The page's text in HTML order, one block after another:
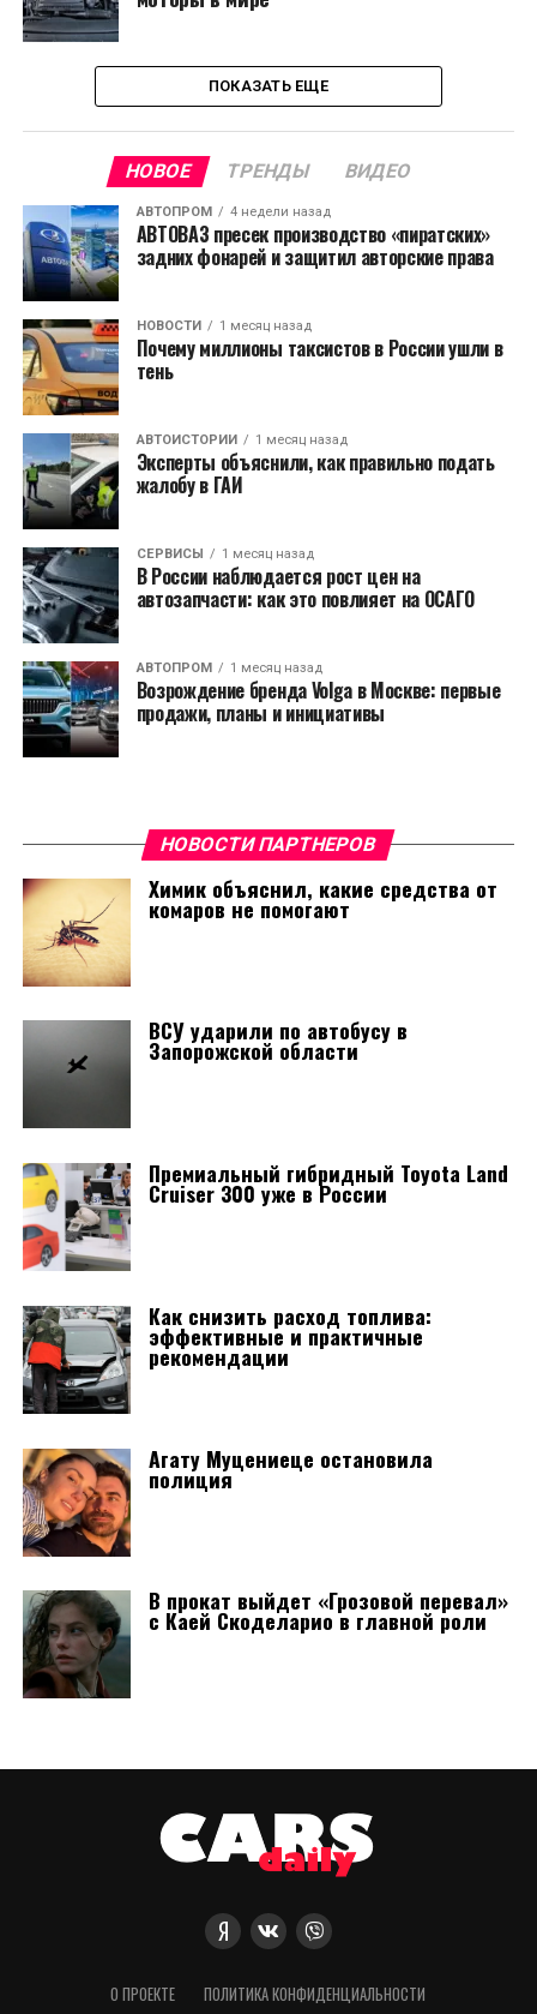
ПОКАЗАТЬ ЕЩЕ
НОВОЕ ТРЕНДЫ ВИДЕО
АВТОПРОМ 4 недели назад
АВТОВАЗ пресек производство «пиратских»
задних фонарей и защитил авторские права
НОВОСТИ 1 месяц назад
Почему миллионы таксистов в России ушли в
тень
АВТОИСТОРИИ 1 месяц назад
Эксперты объяснили, как правильно подать
жалобу в ГАИ
СЕРВИСЫ 1 месяц назад
В России наблюдается рост цен на
автозапчасти: как это повлияет на ОСАГО
АВТОПРОМ 1 месяц назад
Возрождение бренда Volga в Москве: первые
продажи, планы и инициативы
НОВОСТИ ПАРТНЕРОВ
Химик объяснил, какие средства от
комаров не помогают
ВСУ ударили по автобусу в
Запорожской области
Премиальный гибридный Toyota Land
Cruiser 300 уже в России
Как снизить расход топлива:
эффективные и практичные
рекомендации
Агату Муцениеце остановила
полиция
В прокат выйдет «Грозовой перевал»
с Каей Скоделарио в главной роли
О ПРОЕКТЕ ПОЛИТИКА КОНФИДЕНЦИАЛЬНОСТИ